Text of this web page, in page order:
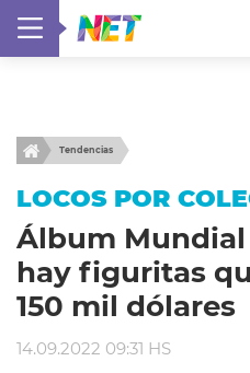
Tendencias
LOCOS POR
Álbum Mundial
hay figuritas
150 mil dólares
14.09.2022 09:31 HS